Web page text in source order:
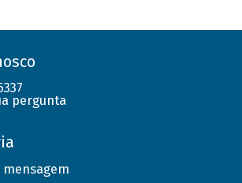
pergunta
mensagem